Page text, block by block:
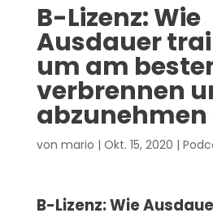
B-Lizenz: Wie
Ausdauer
um am
verbrennen
von mario | Okt. 15, 2020 |
B-Lizenz: Wie